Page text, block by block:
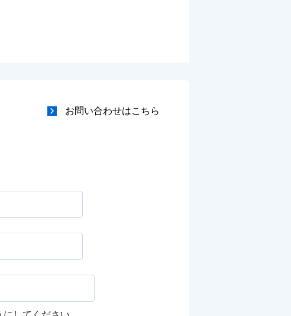
お問い合わせはこちら